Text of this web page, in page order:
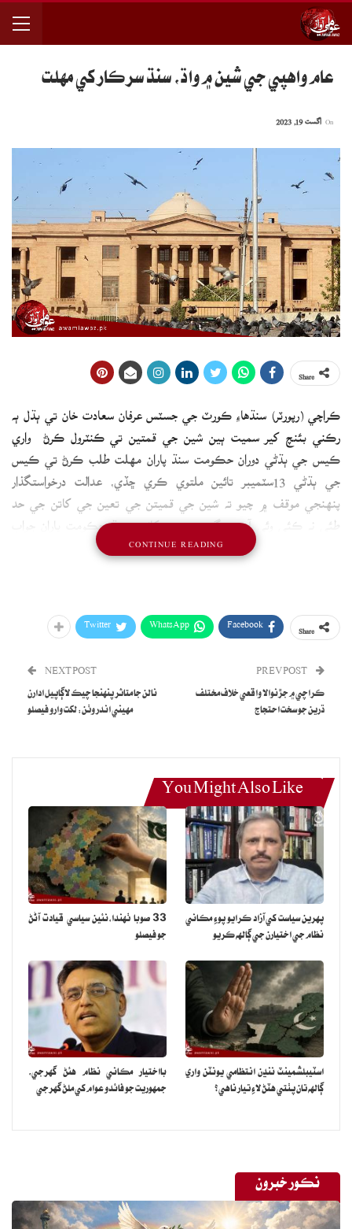
عام واهپي جي شين ۾ واڌ، سنڌ سرڪار کي مهلت
اگست 19, 2023
ڪراچي (رپورٽر) سنڌهاءِ ڪورٽ جي جسٽس عرفان سعادت خان تي ٻڌل ٻه
رڪني بئنچ کير سميت ٻين شين جي قمتين تي ڪنٽرول ڪرڻ واري
ڪيس جي ٻڌڻي دوران حڪومت سنڌ پاران مهلت طلب ڪرڻ تي ڪيس
جي ٻڌڻي 13سٽميبر تائين ملتوي ڪري ڇڏي، عدالت درخواستگذار
پنهنجي موقف ۾ چيو ته شين جي قميتن جي تعين جي کاتن جي حد
طئي نه ڪئي وئي آهي، ڊگهي عرصي کانپوءِ سنڌ حڪومت پاران جواب
داخل ڪرڻ سان اندازو ٿي ويو آهي ته هوءَ سنجيده نه آهي، جڏهن ته چيف
سيڪريٽري سنڌ، ڪراچي جي ڪمشنر ۽ ورزات قانون سميت ٻين جي پاران
Facebook
WhatsApp
Twitter
ڪراچي ۾ جڙنوالا واقعي خلاف مختلف
ڌرين جو سخت احتجاج
NEXT POST
نالن جا متاثر پنهنجا چيڪ لاڳاپيل ادارن
مهيني اندر وٺن: لکت وارو فيصلو
You Might Also Like
پهرين سياست کي آزاد ڪرايو پوءِ مڪاني
نظام جي اختيارن جي ڳالهه ڪريو
33 صوبا ٺهندا،نئين سياسي قيادت آڻڻ
جو فيصلو
اسٽيبلشمينٽ ننڍن انتظامي يونٽن واري
ڳالهه تان پٺتي هٽڻ لاءِ تيار ناهي؟
بااختيار مڪاني نظام هئڻ گهرجي‏،
جمهوريت جو فائدو عوام کي ملڻ گهرجي
نڪور خبرون